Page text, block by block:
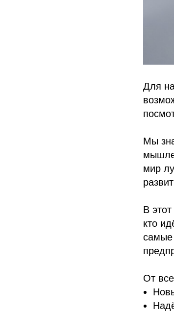
Для
Мы
мир
В
кто
самые
От